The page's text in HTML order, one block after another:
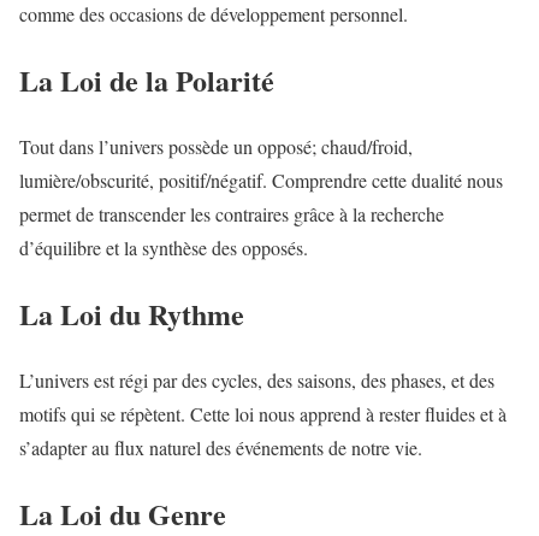
comme des occasions de développement personnel.
La Loi de la Polarité
Tout dans l’univers possède un opposé; chaud/froid,
lumière/obscurité, positif/négatif. Comprendre cette dualité nous
permet de transcender les contraires grâce à la recherche
d’équilibre et la synthèse des opposés.
La Loi du Rythme
L’univers est régi par des cycles, des saisons, des phases, et des
motifs qui se répètent. Cette loi nous apprend à rester fluides et à
s’adapter au flux naturel des événements de notre vie.
La Loi du Genre